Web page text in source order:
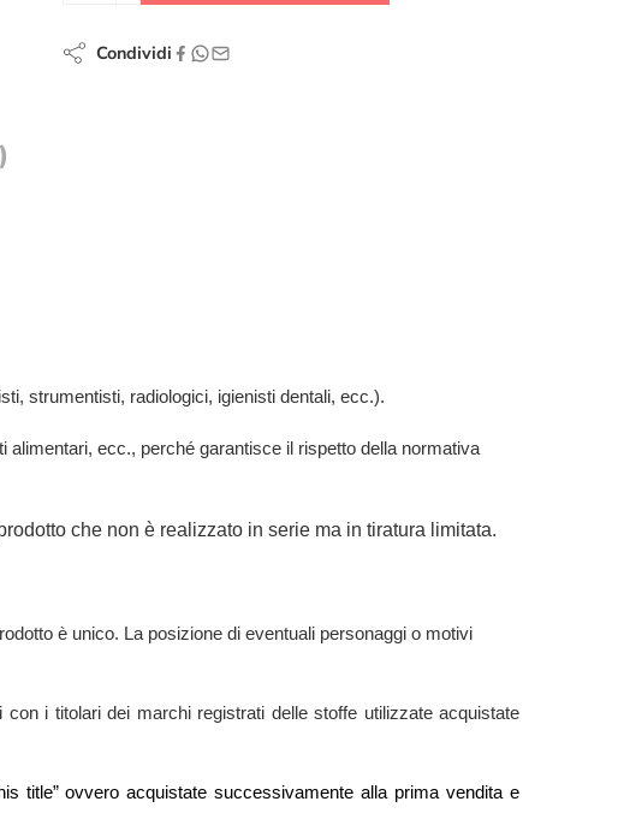
Condividi
strumentisti, radiologici, igienisti dentali, ecc.).
alimentari, ecc., perché garantisce il rispetto della normativa
che non è realizzato in serie ma in tiratura limitata.
è unico. La posizione di eventuali personaggi o motivi
i titolari dei marchi registrati delle stoffe utilizzate acquistate
title” ovvero acquistate successivamente alla prima vendita e